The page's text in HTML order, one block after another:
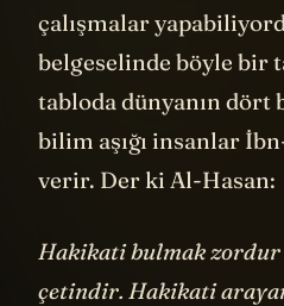
çalışmalar
belgeselinde böyle bir
tabloda dünyanın dört
bilim aşığı insanlar
verir. Der ki Al-Hasan:
Hakikati bulmak zordur
çetindir. Hakikati